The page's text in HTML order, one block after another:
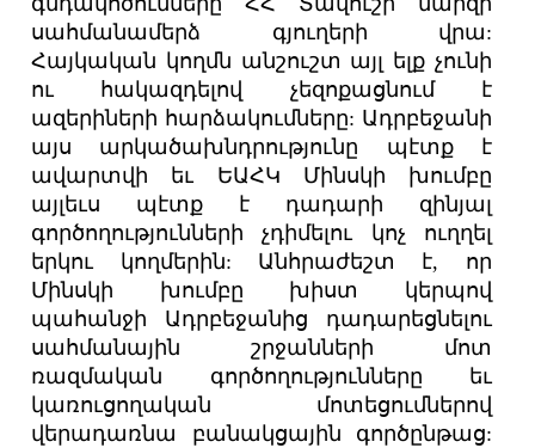
սահմանամերձ գյուղերի վրա:
Հայկական կողմն անշուշտ այլ ելք չունի
ու հակազդելով չեզոքացնում է
ազերիների հարձակումները: Ադրբեջանի
այս արկածախնդրությունը պէտք է
ավարտվի եւ ԵԱՀԿ Մինսկի խումբը
այլեւս պէտք է դադարի զինյալ
գործողությունների չդիմելու կոչ ուղղել
երկու կողմերին: Անհրաժեշտ է, որ
Մինսկի խումբը խիստ կերպով
պահանջի Ադրբեջանից դադարեցնելու
սահմանային շրջանների մոտ
ռազմական գործողությունները եւ
կառուցողական մոտեցումներով
վերադառնա բանակցային գործընթաց: